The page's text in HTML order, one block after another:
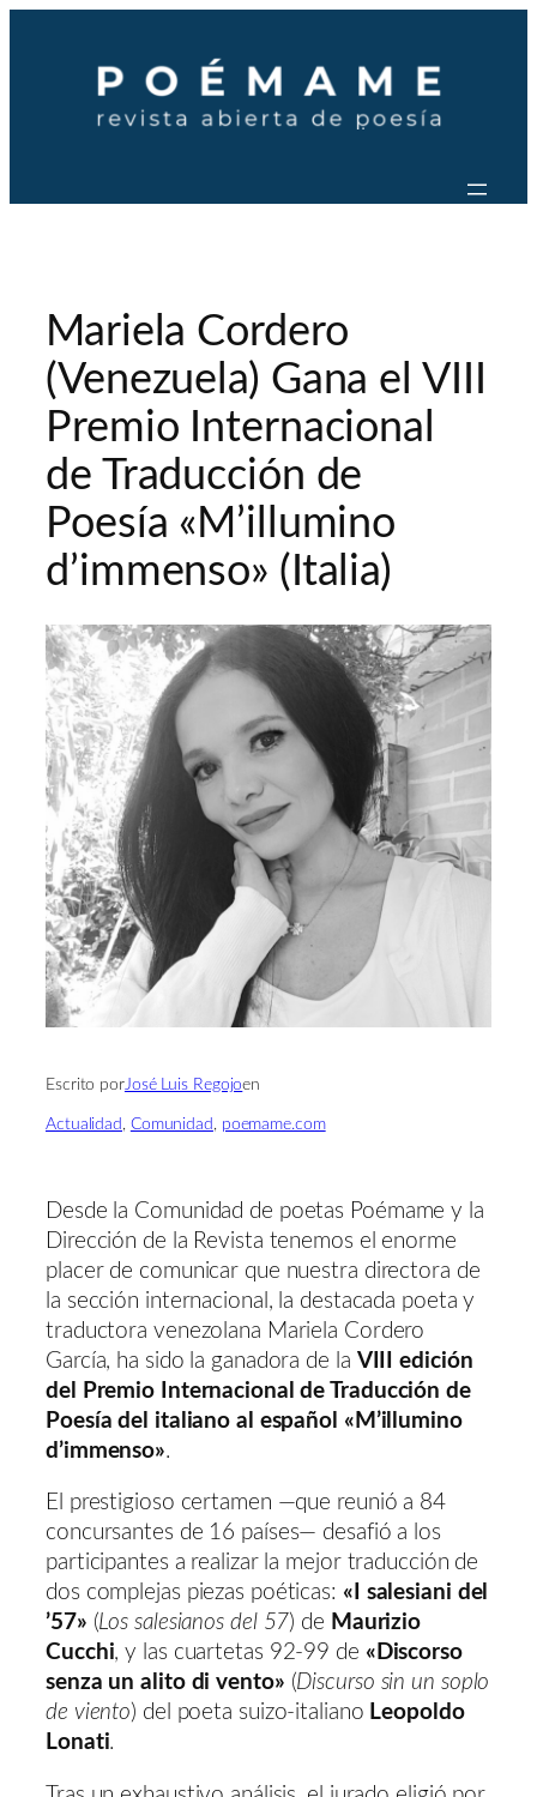
contenido
Mariela Cordero
(Venezuela) Gana el VIII
Premio Internacional
de Traducción de
Poesía «M’illumino
d’immenso» (Italia)
Escrito porJosé Luis Regojoen
Actualidad , Comunidad , poemame.com
Desde la Comunidad de poetas Poémame y la
Dirección de la Revista tenemos el enorme
placer de comunicar que nuestra directora de
la sección internacional, la destacada poeta y
traductora venezolana Mariela Cordero
García, ha sido la ganadora de la VIII edición
del Premio Internacional de Traducción de
Poesía del italiano al español «M’illumino
d’immenso».
El prestigioso certamen —que reunió a 84
concursantes de 16 países— desafió a los
participantes a realizar la mejor traducción de
dos complejas piezas poéticas: «I salesiani del
’57» (Los salesianos del 57) de Maurizio
Cucchi, y las cuartetas 92-99 de «Discorso
senza un alito di vento» (Discurso sin un soplo
de viento) del poeta suizo-italiano Leopoldo
Lonati.